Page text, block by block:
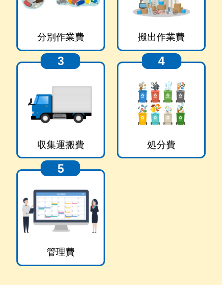
分別作業費 搬出作業費
3
収集運搬費
4
処分費
5
管理費